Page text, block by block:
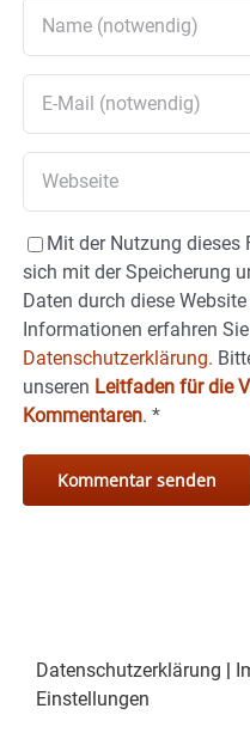
Mit der Nutzung dieses
sich mit der Speicherung
Daten durch diese
Informationen erfahren
Datenschutzerklärung.
unseren Leitfaden für die
Kommentaren. *
Datenschutzerklärung |
Einstellungen